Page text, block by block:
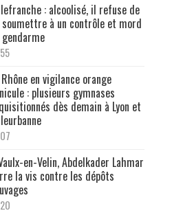
: alcoolisé, il refuse de
soumettre à un contrôle et mord
gendarme
Rhône en vigilance orange
: plusieurs gymnases
dès demain à Lyon et
en-Velin, Abdelkader Lahmar
la vis contre les dépôts